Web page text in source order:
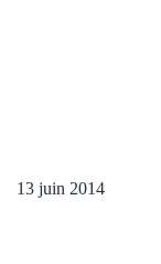
13 juin 2014